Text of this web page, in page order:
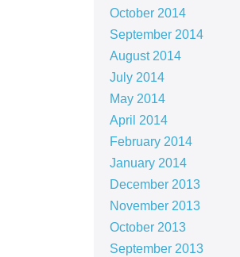
October 2014
September 2014
August 2014
July 2014
May 2014
April 2014
February 2014
January 2014
December 2013
November 2013
October 2013
September 2013